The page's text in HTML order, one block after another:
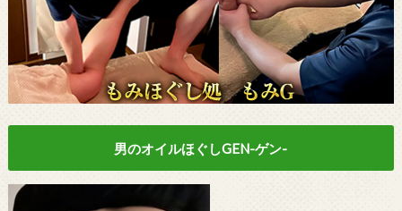
男のオイルほぐしGEN-ゲン-